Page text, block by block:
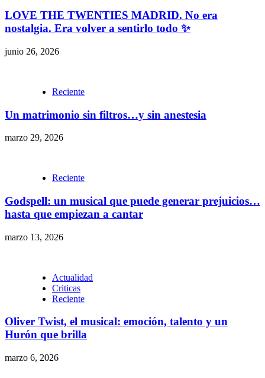
LOVE THE TWENTIES MADRID. No era
nostalgia. Era volver a sentirlo todo ✨
junio 26, 2026
Reciente
Un matrimonio sin filtros…y sin anestesia
marzo 29, 2026
Reciente
Godspell: un musical que puede generar prejuicios…
hasta que empiezan a cantar
marzo 13, 2026
Actualidad
Criticas
Reciente
Oliver Twist, el musical: emoción, talento y un
Hurón que brilla
marzo 6, 2026